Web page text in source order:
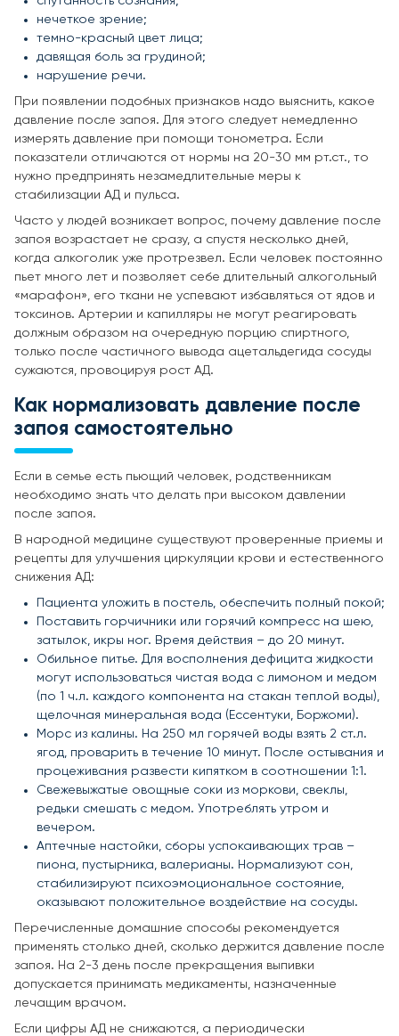
нечеткое зрение;
темно-красный цвет лица;
давящая боль за грудиной;
нарушение речи.
При появлении подобных признаков надо выяснить, какое
давление после запоя. Для этого следует немедленно
измерять давление при помощи тонометра. Если
показатели отличаются от нормы на 20-30 мм рт.ст., то
нужно предпринять незамедлительные меры к
стабилизации АД и пульса.
Часто у людей возникает вопрос, почему давление после
запоя возрастает не сразу, а спустя несколько дней,
когда алкоголик уже протрезвел. Если человек постоянно
пьет много лет и позволяет себе длительный алкогольный
«марафон», его ткани не успевают избавляться от ядов и
токсинов. Артерии и капилляры не могут реагировать
должным образом на очередную порцию спиртного,
только после частичного вывода ацетальдегида сосуды
сужаются, провоцируя рост АД.
Как нормализовать давление после
запоя самостоятельно
Если в семье есть пьющий человек, родственникам
необходимо знать что делать при высоком давлении
после запоя.
В народной медицине существуют проверенные приемы и
рецепты для улучшения циркуляции крови и естественного
снижения АД:
Пациента уложить в постель, обеспечить полный покой;
Поставить горчичники или горячий компресс на шею,
затылок, икры ног. Время действия – до 20 минут.
Обильное питье. Для восполнения дефицита жидкости
могут использоваться чистая вода с лимоном и медом
(по 1 ч.л. каждого компонента на стакан теплой воды),
щелочная минеральная вода (Ессентуки, Боржоми).
Морс из калины. На 250 мл горячей воды взять 2 ст.л.
ягод, проварить в течение 10 минут. После остывания и
процеживания развести кипятком в соотношении 1:1.
Свежевыжатые овощные соки из моркови, свеклы,
редьки смешать с медом. Употреблять утром и
вечером.
Аптечные настойки, сборы успокаивающих трав –
пиона, пустырника, валерианы. Нормализуют сон,
стабилизируют психоэмоциональное состояние,
оказывают положительное воздействие на сосуды.
Перечисленные домашние способы рекомендуется
применять столько дней, сколько держится давление после
запоя. На 2-3 день после прекращения выпивки
допускается принимать медикаменты, назначенные
лечащим врачом.
Если цифры АД не снижаются, а периодически